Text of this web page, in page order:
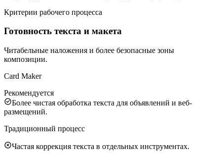
Критерии рабочего процесса
Готовность текста и макета
Читабельные наложения и более безопасные зоны
композиции.
Card Maker
Рекомендуется
Более чистая обработка текста для объявлений и веб-
размещений.
Традиционный процесс
Частая коррекция текста в отдельных инструментах.